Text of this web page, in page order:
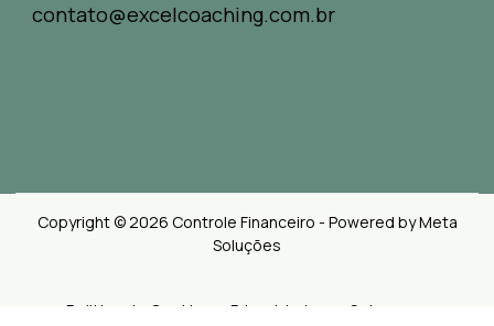
contato@excelcoaching.com.br
Copyright © 2026 Controle Financeiro - Powered by Meta
Soluções
Politica de Cookies e Privacidades Sobre nos